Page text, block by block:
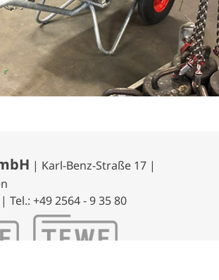
| Karl-Benz-Straße 17 |
| Tel.: +49 2564 - 9 35 80